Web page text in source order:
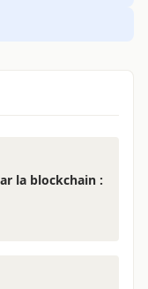
la blockchain :